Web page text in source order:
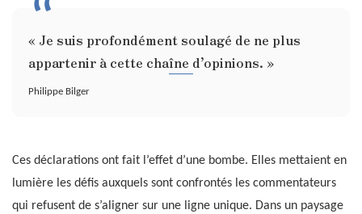
« Je suis profondément soulagé de ne plus
appartenir à cette chaîne d’opinions. »
Philippe Bilger
Ces déclarations ont fait l’effet d’une bombe. Elles mettaient en
lumière les défis auxquels sont confrontés les commentateurs
qui refusent de s’aligner sur une ligne unique. Dans un paysage